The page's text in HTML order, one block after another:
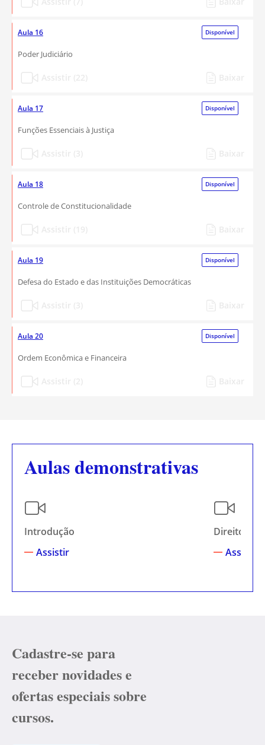
Aula 16 Disponível
Poder Judiciário
Aula 17 Disponível
Funções Essenciais à Justiça
Aula 18 Disponível
Controle de Constitucionalidade
Aula 19 Disponível
Defesa do Estado e das Instituições Democráticas
Aula 20 Disponível
Ordem Econômica e Financeira
Aulas demonstrativas
Introdução
Assistir
Direito
Assistir
Cadastre-se para
receber novidades e
ofertas especiais sobre
cursos.